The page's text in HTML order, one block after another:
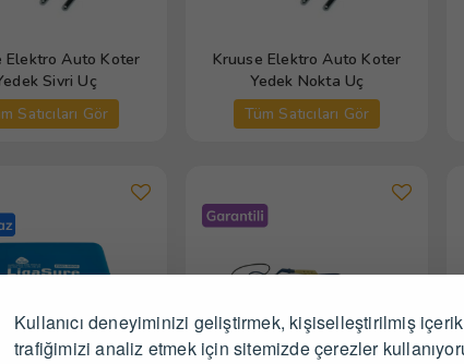
Kullanıcı deneyiminizi geliştirmek, kişiselleştirilmiş
trafiğimizi analiz etmek için sitemizde çerezler
Elektro Auto Koter
Sivri Uç
Satıcıları Gör
Kruuse Elektro Auto Koter
Yedek Nokta Uç
Tüm Satıcıları Gör